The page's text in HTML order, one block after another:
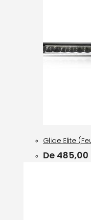
Glide Elite
De 485,00